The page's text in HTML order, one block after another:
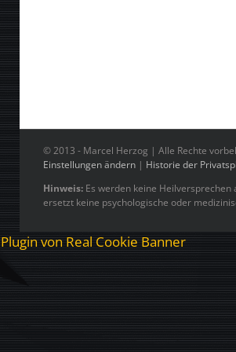
© 2013 - Marcel Herzog | Alle Rechte
Einstellungen ändern | Historie der
Hinweis: Es werden keine
ersetzt keine psychologische oder
von Real Cookie Banner